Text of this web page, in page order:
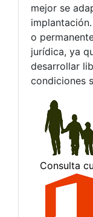
mejor se
o
jurídica, ya
desarrollar
condiciones